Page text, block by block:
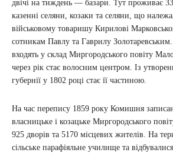
двічі на тиждень — базари. Тут проживає
казенні селяни, козаки та селяни, що
військовому товаришу Кирилові
сотникам Павлу та Гаврилу
входять у склад Миргородського повіту
через рік стає волосним центром. Із
губернії у 1802 році стає її частиною.
На час перепису 1859 року Комишня
власницьке і козацьке Миргородського
925 дворів та 5170 місцевих жителів. На
сільське парафіяльне училище та